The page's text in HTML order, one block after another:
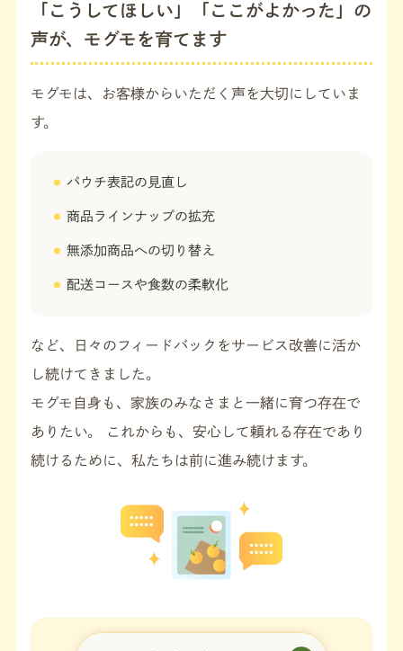
「こうしてほしい」「ここがよかった」の
声が、モグモを育てます
モグモは、お客様からいただく声を大切にしていま
す。
パウチ表記の見直し
商品ラインナップの拡充
無添加商品への切り替え
配送コースや食数の柔軟化
など、日々のフィードバックをサービス改善に活か
し続けてきました。
モグモ自身も、家族のみなさまと一緒に育つ存在で
ありたい。 これからも、安心して頼れる存在であり
続けるために、私たちは前に進み続けます。